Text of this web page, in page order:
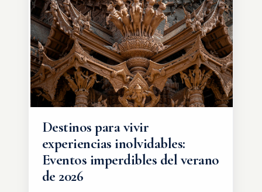
África, un continente que ofrece una
experiencia de viaje completamente
diferente.
Destinos para vivir
experiencias inolvidables:
Eventos imperdibles del verano
de 2026